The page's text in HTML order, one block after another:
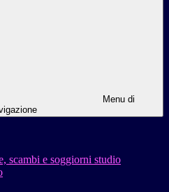
Menu di
scambi e soggiorni studio